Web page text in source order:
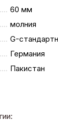
60 мм
молния
G-
Германия
Пакистан